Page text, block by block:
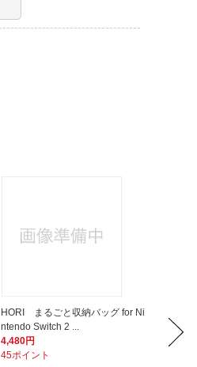
HORI まるごと収納バッグ for Ni
ntendo Switch 2 ...
4,480円
45ポイント
or
3,280円